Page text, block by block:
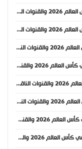
موعد مباراة العراق والنرويج في كأس العالم 2026 والقنوات الناقلة
موعد مباراة فرنسا والسنغال في كأس العالم 2026 والقنوات الناقلة
موعد مباراة إيران ونيوزيلندا في كأس العالم 2026 والقنوات الناقلة
موعد مباراة السعودية وأوروغواي في كأس العالم 2026 والقنوات الناقلة
موعد مباراة بلجيكا ومصر في كأس العالم 2026 والقنوات الناقلة
موعد مباراة السويد وتونس في كأس العالم 2026 والقنوات الناقلة
موعد مباراة إسبانيا والرأس الأخضر في كأس العالم 2026 والقنوات الناقلة
موعد مباراة ساحل العاج والإكوادور في كأس العالم 2026 والقنوات الناقلة